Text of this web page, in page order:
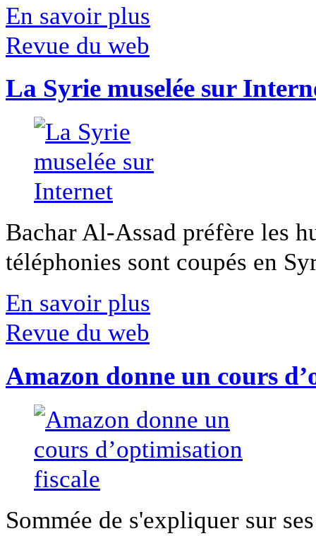
En savoir plus
Revue du web
La Syrie muselée sur
Bachar Al-Assad préfère les
téléphonies sont coupés en
En savoir plus
Revue du web
Amazon donne un cours
Sommée de s'expliquer sur